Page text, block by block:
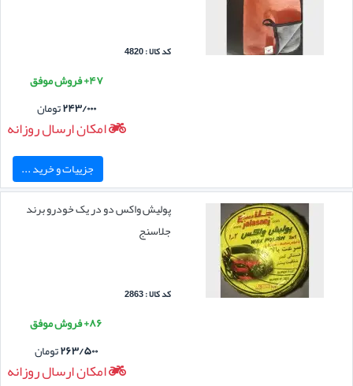
کد کالا : 4820
۴۷+ فروش موفق
۲۴۳/۰۰۰تومان
امکان ارسال روزانه
جزییات و خرید ...
پولیش واکس دو در یک خودرو برند
جلاسنج
کد کالا : 2863
۸۶+ فروش موفق
۲۶۳/۵۰۰تومان
امکان ارسال روزانه